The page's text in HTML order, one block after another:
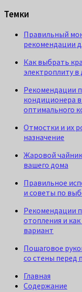
Темки
Правильный
рекомендации
Как выбрать
электроплиту
Рекомендации
кондиционера
оптимального
Отмостки и их
назначение
Жаровой
вашего дома
Правильное
и советы по
Рекомендации
отопления и
вариант
Пошаговое
со стены перед
Главная
Содержание